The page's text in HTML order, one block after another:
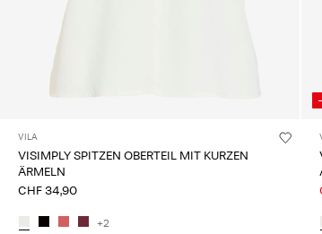
VILA
VISIMPLY SPITZEN OBERTEIL MIT KURZEN
ÄRMELN
CHF 34,90
+2